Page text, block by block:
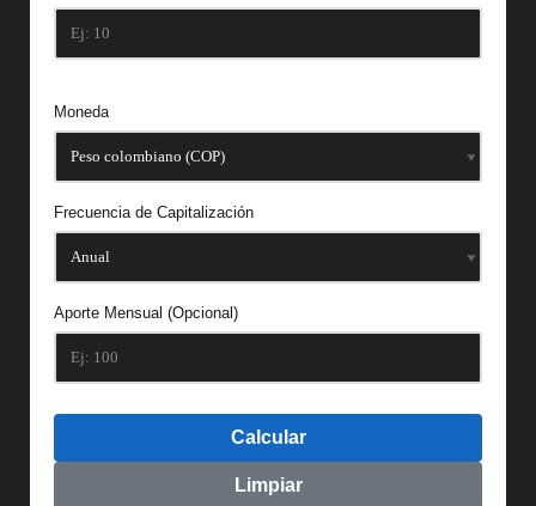
Moneda
Frecuencia de Capitalización
Aporte Mensual (Opcional)
Calcular
Limpiar